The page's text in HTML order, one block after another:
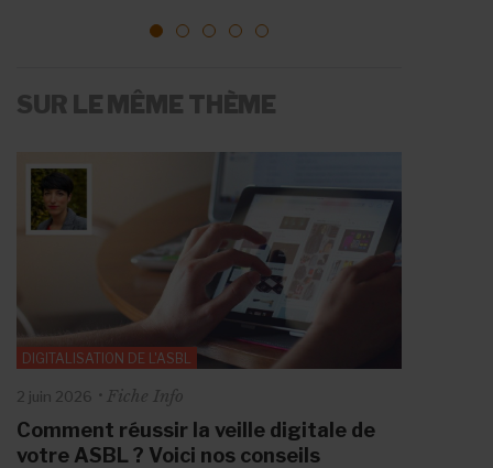
1 2 3 4
SUR LE MÊME THÈME
DIGITALISATION DE L'ASBL
2 juin 2026 Fiche Info
Comment réussir la veille digitale de
votre ASBL ? Voici nos conseils